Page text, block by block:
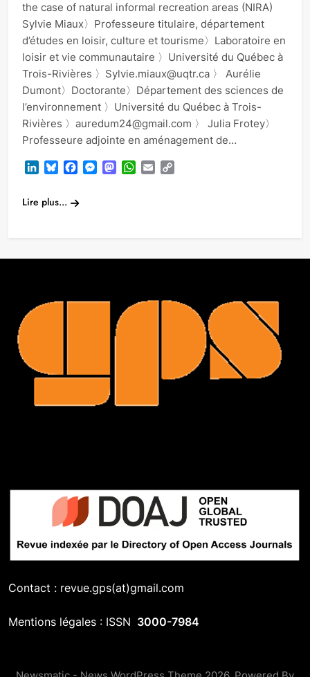
the case of natural informal recreation areas (NIRA)
Sylvie Miaux〉Professeure titulaire, département
d’études en loisir, culture et tourisme〉Laboratoire en
loisir et vie communautaire 〉Université du Québec à
Trois-Rivières 〉Sylvie.miaux@uqtr.ca 〉 Aurélie
Dumont〉Doctorante〉Département des sciences de
l’environnement 〉Université du Québec à Trois-
Rivières 〉auredum24@gmail.com 〉 Julia Frotey〉
Professeure adjointe en aménagement de…
LinkedInBlueskyFacebook
Messenger
Mastodon
WhatsApp
Email
Lire plus...
Contact : revue.gps(at)gmail.com
Mentions légales : ISSN 3000-7984